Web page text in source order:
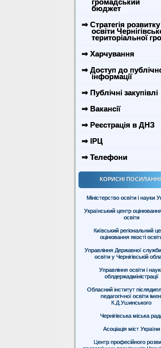
громадський
бюджет
⇒ Стратегія розвитку
освіти
територіальної
⇒ Харчування
⇒ Доступ до
інформації
⇒ Публічні закупівлі
⇒ Вакансії
⇒ Реєстрація в ДНЗ
⇒ ІРЦ
⇒ Телефони
КОРИСНІ
Міністерство освіти і науки
Український центр
освіти
Київський регіональний
оцінювання якості
Управління Державної служби
освіти у Чернігівській
Управління освіти і
облдержадміністрації
Обласний інститут
педагогічної освіти
К.Д.Ушинського
Чернігівська міська
Асоціація міст України
Центр професійного